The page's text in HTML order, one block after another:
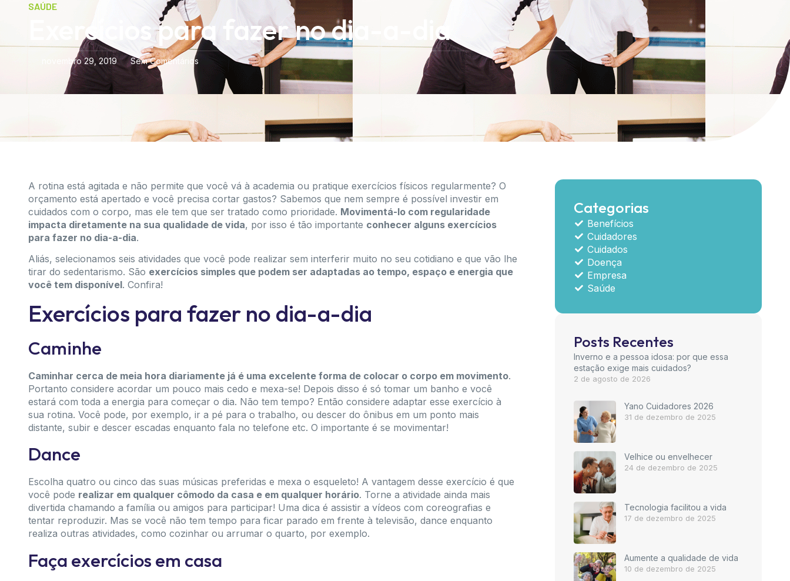
SAÚDE
Exercícios para fazer no dia-a-dia
novembro 29, 2019 Sem Comentários
A rotina está agitada e não permite que você vá à academia ou pratique exercícios físicos regularmente? O
orçamento está apertado e você precisa cortar gastos? Sabemos que nem sempre é possível investir em
cuidados com o corpo, mas ele tem que ser tratado como prioridade. Movimentá-lo com regularidade
impacta diretamente na sua qualidade de vida, por isso é tão importante conhecer alguns exercícios
para fazer no dia-a-dia.
Aliás, selecionamos seis atividades que você pode realizar sem interferir muito no seu cotidiano e que vão lhe
tirar do sedentarismo. São exercícios simples que podem ser adaptadas ao tempo, espaço e energia que
você tem disponível. Confira!
Exercícios para fazer no dia-a-dia
Caminhe
Caminhar cerca de meia hora diariamente já é uma excelente forma de colocar o corpo em movimento.
Portanto considere acordar um pouco mais cedo e mexa-se! Depois disso é só tomar um banho e você
estará com toda a energia para começar o dia. Não tem tempo? Então considere adaptar esse exercício à
sua rotina. Você pode, por exemplo, ir a pé para o trabalho, ou descer do ônibus em um ponto mais
distante, subir e descer escadas enquanto fala no telefone etc. O importante é se movimentar!
Dance
Escolha quatro ou cinco das suas músicas preferidas e mexa o esqueleto! A vantagem desse exercício é que
você pode realizar em qualquer cômodo da casa e em qualquer horário. Torne a atividade ainda mais
divertida chamando a família ou amigos para participar! Uma dica é assistir a vídeos com coreografias e
tentar reproduzir. Mas se você não tem tempo para ficar parado em frente à televisão, dance enquanto
realiza outras atividades, como cozinhar ou arrumar o quarto, por exemplo.
Faça exercícios em casa
Categorias
Benefícios
Cuidadores
Cuidados
Doença
Empresa
Saúde
Posts Recentes
Inverno e a pessoa idosa: por que essa
estação exige mais cuidados?
2 de agosto de 2026
Yano Cuidadores 2026
31 de dezembro de 2025
Velhice ou envelhecer
24 de dezembro de 2025
Tecnologia facilitou a vida
17 de dezembro de 2025
Aumente a qualidade de vida
10 de dezembro de 2025